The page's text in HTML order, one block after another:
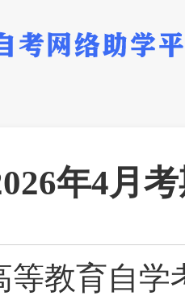
年4月
等教育自学